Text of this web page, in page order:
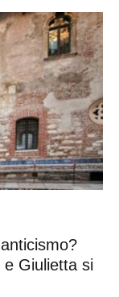
Giulietta si